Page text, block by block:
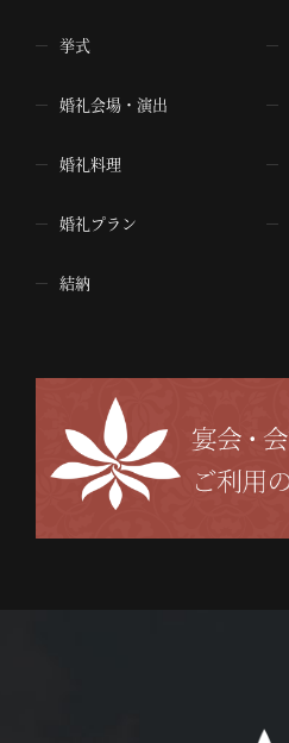
挙式
婚礼会場・演出
婚礼料理
婚礼プラン
結納